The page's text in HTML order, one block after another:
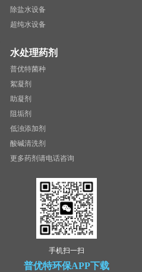
除盐水设备
超纯水设备
水处理药剂
普优特菌种
絮凝剂
助凝剂
阻垢剂
低浊添加剂
酸碱清洗剂
更多药剂请电话咨询
手机扫一扫
普优特环保APP下载